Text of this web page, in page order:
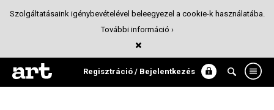
Regisztráció / Bejelentkezés
ékszer
Ékszer
Szolgáltatásaink igénybevételével beleegyezel a cookie-k használatába.
További információ ›